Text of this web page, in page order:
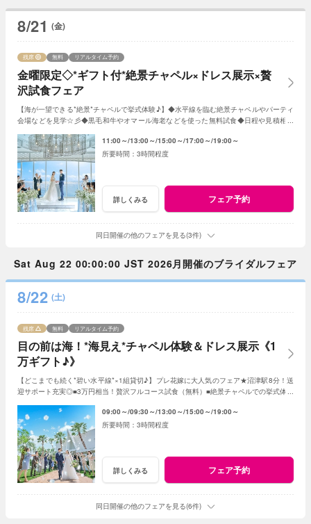
8/21 (金)
金曜限定◇*ギフト付*絶景チャペル×ドレス展示×贅
沢試食フェア
残席 無料 リアルタイム予約
【海が一望できる*絶景*チャペルで挙式体験♪】◆水平線を臨む絶景チャペルやパーティ
会場などを見学☆彡◆黒毛和牛やオマール海老などを使った無料試食◆日程や見積相談
11:00～ 13:00～ 15:00～ 17:00～ 19:00～
3時間程度
詳しくみる フェア予約
同日開催の他のフェアを見る(3件)
Sat Aug 22 00:00:00 JST 2026月開催のブライダルフェア
8/22 (土)
目の前は海！*海見え*チャペル体験＆ドレス展示《1
万ギフト♪》
残席 無料 リアルタイム予約
【どこまでも続く*碧い水平線*×1組貸切♪】プレ花嫁に大人気のフェア★沼津駅8分！送
迎サポート充実◎■3万円相当！贅沢フルコース試食（無料）■絶景チャペルでの挙式体験
09:00～ 09:30～ 13:00～ 15:00～ 19:00～
3時間程度
詳しくみる フェア予約
同日開催の他のフェアを見る(6件)